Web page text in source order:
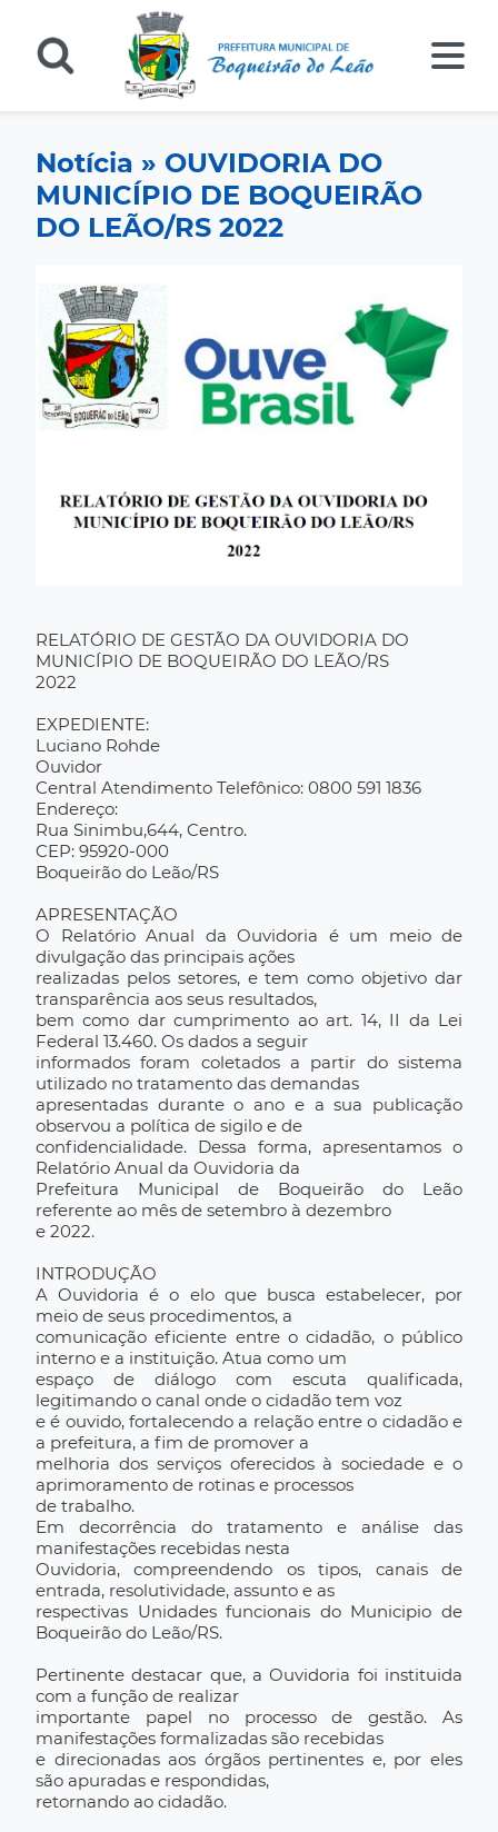
Notícia » OUVIDORIA DO
MUNICÍPIO DE BOQUEIRÃO
DO LEÃO/RS 2022
RELATÓRIO DE GESTÃO DA OUVIDORIA DO
MUNICÍPIO DE BOQUEIRÃO DO LEÃO/RS
2022
EXPEDIENTE:
Luciano Rohde
Ouvidor
Central Atendimento Telefônico: 0800 591 1836
Endereço:
Rua Sinimbu,644, Centro.
CEP: 95920-000
Boqueirão do Leão/RS
APRESENTAÇÃO
O Relatório Anual da Ouvidoria é um meio de
divulgação das principais ações
realizadas pelos setores, e tem como objetivo dar
transparência aos seus resultados,
bem como dar cumprimento ao art. 14, II da Lei
Federal 13.460. Os dados a seguir
informados foram coletados a partir do sistema
utilizado no tratamento das demandas
apresentadas durante o ano e a sua publicação
observou a política de sigilo e de
confidencialidade. Dessa forma, apresentamos o
Relatório Anual da Ouvidoria da
Prefeitura Municipal de Boqueirão do Leão
referente ao mês de setembro à dezembro
e 2022.
INTRODUÇÃO
A Ouvidoria é o elo que busca estabelecer, por
meio de seus procedimentos, a
comunicação eficiente entre o cidadão, o público
interno e a instituição. Atua como um
espaço de diálogo com escuta qualificada,
legitimando o canal onde o cidadão tem voz
e é ouvido, fortalecendo a relação entre o cidadão e
a prefeitura, a fim de promover a
melhoria dos serviços oferecidos à sociedade e o
aprimoramento de rotinas e processos
de trabalho.
Em decorrência do tratamento e análise das
manifestações recebidas nesta
Ouvidoria, compreendendo os tipos, canais de
entrada, resolutividade, assunto e as
respectivas Unidades funcionais do Municipio de
Boqueirão do Leão/RS.
Pertinente destacar que, a Ouvidoria foi instituida
com a função de realizar
importante papel no processo de gestão. As
manifestações formalizadas são recebidas
e direcionadas aos órgãos pertinentes e, por eles
são apuradas e respondidas,
retornando ao cidadão.